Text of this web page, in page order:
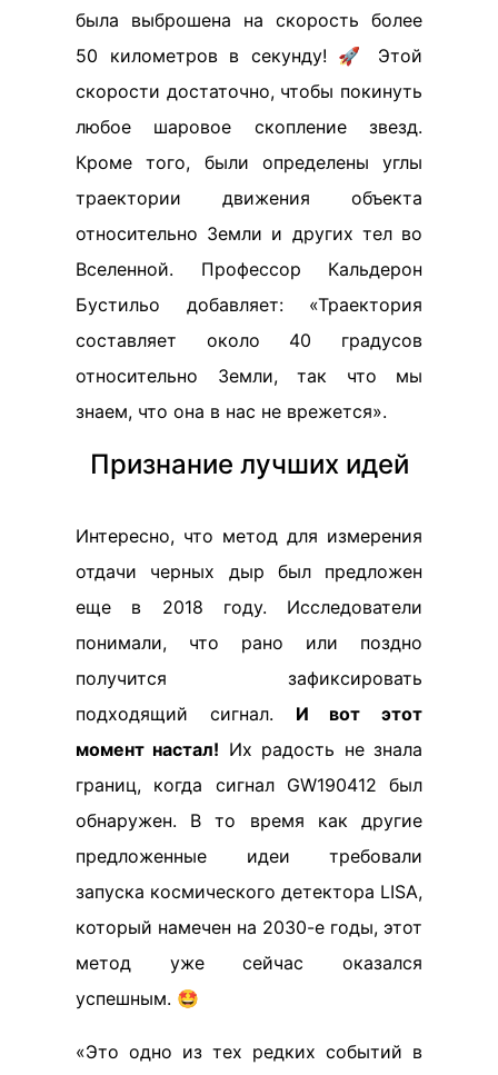
была выброшена на скорость более
50 километров в секунду! 🚀 Этой
скорости достаточно, чтобы покинуть
любое шаровое скопление звезд.
Кроме того, были определены углы
траектории движения объекта
относительно Земли и других тел во
Вселенной. Профессор Кальдерон
Бустильо добавляет: «Траектория
составляет около 40 градусов
относительно Земли, так что мы
знаем, что она в нас не врежется».
Признание лучших идей
Интересно, что метод для измерения
отдачи черных дыр был предложен
еще в 2018 году. Исследователи
понимали, что рано или поздно
получится зафиксировать
подходящий сигнал. И вот этот
момент настал! Их радость не знала
границ, когда сигнал GW190412 был
обнаружен. В то время как другие
предложенные идеи требовали
запуска космического детектора LISA,
который намечен на 2030-е годы, этот
метод уже сейчас оказался
успешным. 🤩
«Это одно из тех редких событий в